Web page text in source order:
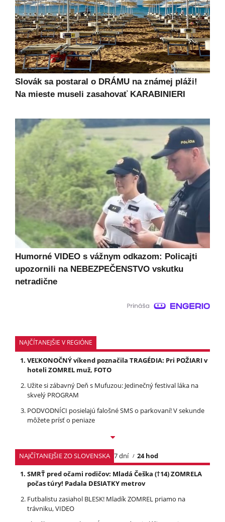
Slovák sa postaral o DRÁMU na známej pláži!
Na mieste museli zasahovať KARABINIERI
Humorné VIDEO s vážnym odkazom: Policajti
upozornili na NEBEZPEČENSTVO vskutku
netradične
NAJČÍTANEJŠIE V REGIÓNE
VEĽKONOČNÝ víkend poznačila TRAGÉDIA: Pri POŽIARI v
hoteli ZOMREL muž, FOTO
Užite si zábavný Deň s Mufuzou: Jedinečný festival láka na
skvelý PROGRAM
PODVODNÍCI posielajú falošné SMS o parkovaní! V sekunde
môžete prísť o peniaze
NAJČÍTANEJŠIE ZO SLOVENSKA 7 dní
24 hod
SMRŤ pred očami rodičov: Mladá Češka (†14) ZOMRELA
počas túry! Padala DESIATKY metrov
Futbalistu zasiahol BLESK! Mladík ZOMREL priamo na
trávniku, VIDEO